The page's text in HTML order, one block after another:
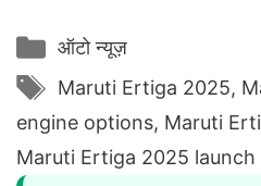
Categories
ऑटो न्यूज़
Tags
Maruti Ertiga 2025,
engine options, Maruti
Maruti Ertiga 2025 launch